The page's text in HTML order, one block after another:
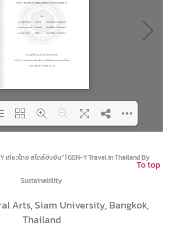
Loading PDF 40% ...
เที่ยวไทย สไตล์ยั่งยืน” | GEN-Y Travel in Thailand By
Sustainability
To top
Arts, Siam University, Bangkok,
Thailand